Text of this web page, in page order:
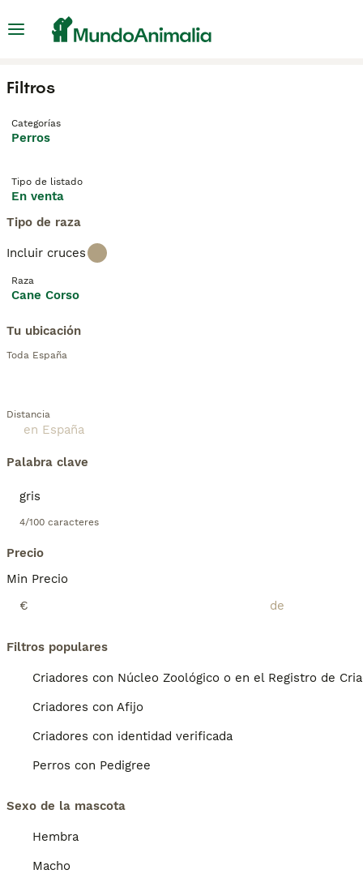
Filtros
Categorías
Perros
Tipo de listado
En venta
Tipo de raza
Incluir cruces
Raza
Cane Corso
Tu ubicación
Toda España
Distancia
Palabra clave
4/100 caracteres
Precio
Min Precio
€
Filtros populares
Criadores con Núcleo Zoológico o en el Registro de
Criadores con Afijo
Criadores con identidad verificada
Perros con Pedigree
Sexo de la mascota
Hembra
Macho